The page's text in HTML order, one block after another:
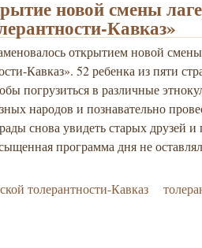
новой смены
Кавказ»
открытием новой
Кавказ». 52 ребенка из пяти
погрузиться в различные
народов и познавательно
снова увидеть старых друзей
программа дня не
толерантности-Кавказ